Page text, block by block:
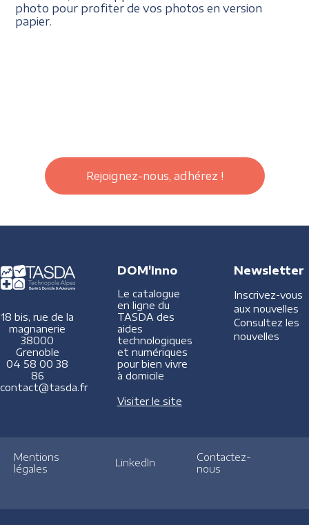
photo pour profiter de vos photos en version
papier.
Rejoignez-nous, adhérez !
18 bis, rue de la
magnanerie
38000
Grenoble
04 58 00 38
86
contact@tasda.fr
DOM'Inno
Le catalogue
en ligne du
TASDA des
aides
technologiques
et numériques
pour bien vivre
à domicile
Visiter le site
Newsletter
Inscrivez-vous
aux nouvelles
Consultez les
nouvelles
Mentions
légales
LinkedIn
Contactez-
nous